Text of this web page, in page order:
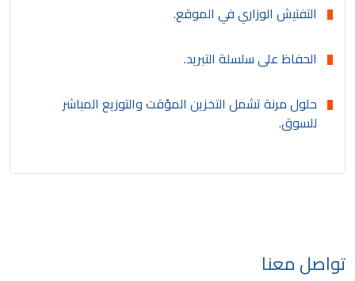
التفتيش الوزاري في الموقع.
الحفاظ على سلسلة التبريد.
حلول مرنة تشمل التخزين المؤقت والتوزيع المباشر
للسوق.
تواصل معنا